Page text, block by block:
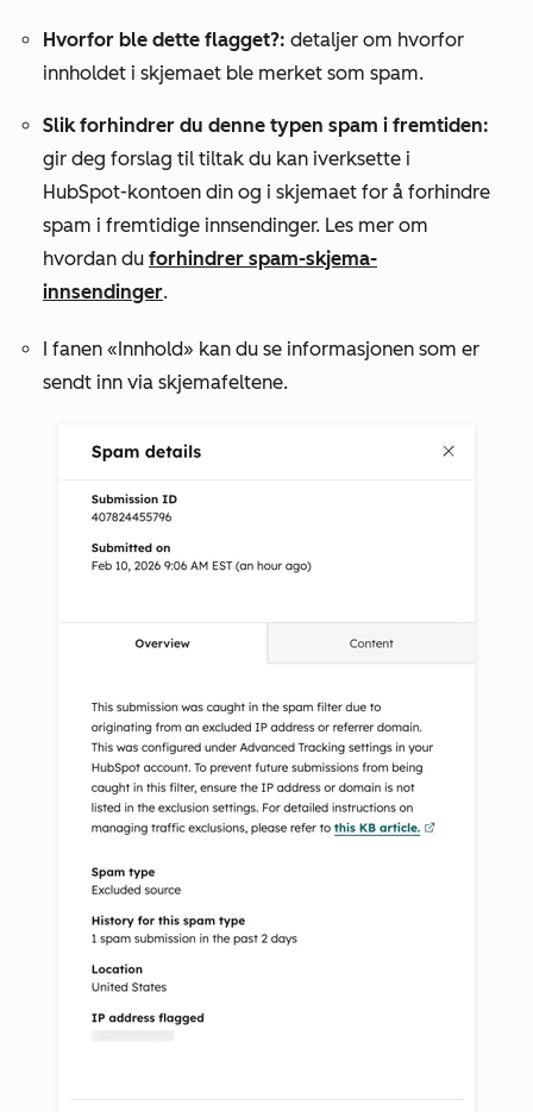
Hvorfor ble dette flagget?: detaljer om hvorfor
innholdet i skjemaet ble merket som spam.
Slik forhindrer du denne typen spam i fremtiden:
gir deg forslag til tiltak du kan iverksette i
HubSpot-kontoen din og i skjemaet for å forhindre
spam i fremtidige innsendinger. Les mer om
hvordan du forhindrer spam-skjema-
innsendinger.
I fanen «Innhold» kan du se informasjonen som er
sendt inn via skjemafeltene.